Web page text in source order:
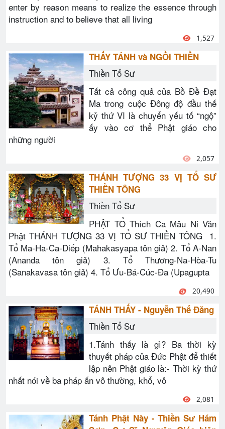
enter by reason means to realize the essence through
instruction and to believe that all living
1,527
THẤY TÁNH và NGỒI THIỀN
Thiền Tổ Sư
Tất cả công quả của Bồ Đề Đạt
Ma trong cuộc Đông độ đầu thế
kỷ thứ VI là chuyển yếu tố “ngộ”
ấy vào cơ thể Phật giáo cho
những người
2,057
THÁNH TƯỢNG 33 VỊ TỔ SƯ
THIỀN TÔNG
Thiền Tổ Sư
PHẬT TỔ Thích Ca Mâu Ni Văn
Phật THÁNH TƯỢNG 33 VỊ TỔ SƯ THIỀN TÔNG 1.
Tổ Ma-Ha-Ca-Diếp (Mahakasyapa tôn giả) 2. Tổ A-Nan
(Ananda tôn giả) 3. Tổ Thương-Na-Hòa-Tu
(Sanakavasa tôn giả) 4. Tổ Ưu-Bá-Cúc-Đa (Upagupta
20,490
TÁNH THẤY - Nguyễn Thế Đăng
Thiền Tổ Sư
1.Tánh thấy là gì? Ba thời kỳ
thuyết pháp của Đức Phật để thiết
lập nên Phật giáo là:- Thời kỳ thứ
nhất nói về ba pháp ấn vô thường, khổ, vô
2,081
Tánh Phật Này - Thiền Sư Hám